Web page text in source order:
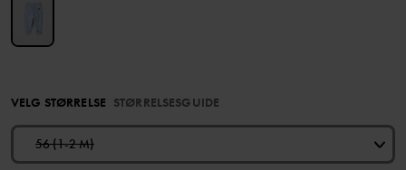
VELG STØRRELSE STØRRELSESGUIDE
56 (1-2 M)